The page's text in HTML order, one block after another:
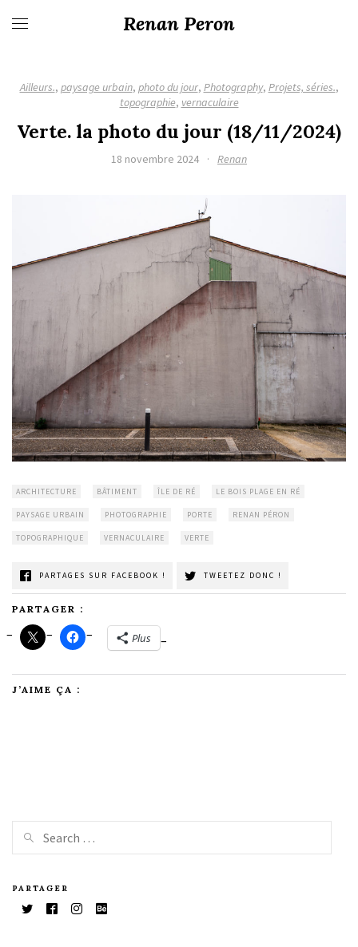
Renan Peron
Ailleurs., paysage urbain, photo du jour, Photography, Projets, séries.,
topographie, vernaculaire
Verte. la photo du jour (18/11/2024)
18 novembre 2024 · Renan
ARCHITECTURE BÂTIMENT ÎLE DE RÉ LE BOIS PLAGE EN RÉ
PAYSAGE URBAIN PHOTOGRAPHIE PORTE RENAN PÉRON
TOPOGRAPHIQUE VERNACULAIRE VERTE
PARTAGES SUR FACEBOOK ! TWEETEZ DONC !
PARTAGER :
Plus
J’AIME ÇA :
PARTAGER